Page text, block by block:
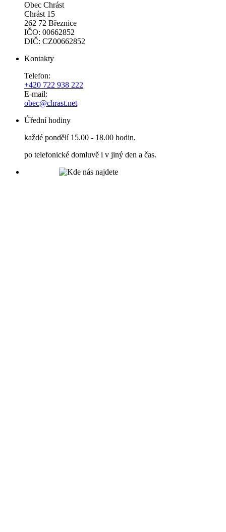
Obec Chrást
Chrást 15
262 72 Březnice
IČO: 00662852
DIČ: CZ00662852
Kontakty
Telefon:
+420 722 938 222
E-mail:
obec@chrast.net
Úřední hodiny
každé pondělí 15.00 - 18.00 hodin.
po telefonické domluvě i v jiný den a čas.